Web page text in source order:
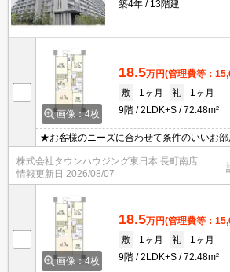
築4年 13階建
画像：4枚
18.5万円(管理費等：
敷
1ヶ月 礼
1ヶ月
9階
2LDK+S 72.48m²
★お客様のニーズに合わせて条件のいいお部
す★賃貸物件のお部屋探しはタウンハウジン
株式会社タウンハウジング東日本 長町南店
情報更新日 2026/08/07
画像：4枚
18.5万円(管理費等：
敷
1ヶ月 礼
1ヶ月
9階
2LDK+S 72.48m²